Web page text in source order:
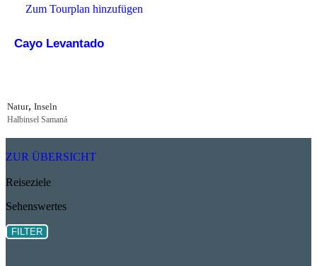
Zum Tourplan hinzufügen
Cayo Levantado
Natur, Inseln
Halbinsel Samaná
ZUR ÜBERSICHT
Reiseziele
Sehenswertes
FILTER